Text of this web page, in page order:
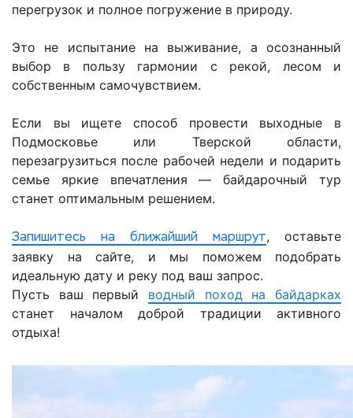
перегрузок и полное погружение в природу.
Это не испытание на выживание, а осознанный
выбор в пользу гармонии с рекой, лесом и
собственным самочувствием.
Если вы ищете способ провести выходные в
Подмосковье или Тверской области,
перезагрузиться после рабочей недели и подарить
семье яркие впечатления — байдарочный тур
станет оптимальным решением.
Запишитесь на ближайший маршрут, оставьте
заявку на сайте, и мы поможем подобрать
идеальную дату и реку под ваш запрос.
Пусть ваш первый водный поход на байдарках
станет началом доброй традиции активного
отдыха!